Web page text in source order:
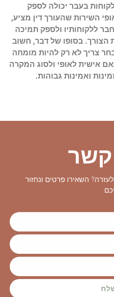
בעבר יכולה לספק
השירות שהעורך דין מציע,
ללקוחותיו ולספק תמיכה
הצורך. בסופו של דבר, חשוב
צריך לא רק להיות מומחה
אישית לאופי ולסוג המקרה
ואמינות גבוהות.
קשר
השאירו פרטים ונחזור